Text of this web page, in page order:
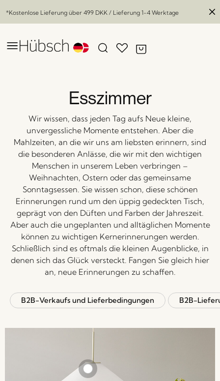
*Kostenlose Lieferung über 499 DKK / Lieferung 1-4 Werktage
Esszimmer
Wir wissen, dass jeden Tag aufs Neue kleine,
unvergessliche Momente entstehen. Aber die
Mahlzeiten, an die wir uns am liebsten erinnern, sind
die besonderen Anlässe, die wir mit den wichtigen
Menschen in unserem Leben verbringen –
Weihnachten, Ostern oder das gemeinsame
Sonntagsessen. Sie wissen schon, diese schönen
Erinnerungen rund um den üppig gedeckten Tisch,
geprägt von den Düften und Farben der Jahreszeit.
Aber auch die ungeplanten und alltäglichen Momente
können zu wichtigen Kernerinnerungen werden.
Schließlich sind es oftmals die kleinen Augenblicke, in
denen sich das Glück versteckt. Fangen Sie gleich hier
an, neue Erinnerungen zu schaffen.
B2B-Verkaufs und Lieferbedingungen B2B-